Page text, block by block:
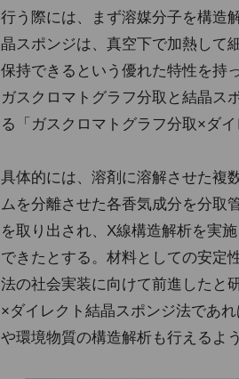
行う際には、まず溶媒分子を構造
晶スポンジは、真空下で加熱して
保持できるという優れた特性を持
ガスクロマトグラフ分取と結晶ス
る「ガスクロマトグラフ分取×ダ
具体的には、溶剤に溶解させた複
ムを分離させた各香気成分を分取
を取り出され、X線構造解析を実
できたとする。材料としての安定
法の社会実装に向けて前進したと
×ダイレクト結晶スポンジ法であ
や環境物質の構造解析も行えるよ